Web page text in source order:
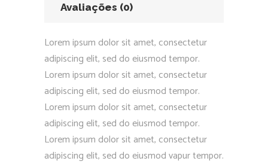
Avaliações (0)
Lorem ipsum dolor sit amet, consectetur
adipiscing elit, sed do eiusmod tempor.
Lorem ipsum dolor sit amet, consectetur
adipiscing elit, sed do eiusmod tempor.
Lorem ipsum dolor sit amet, consectetur
adipiscing elit, sed do eiusmod tempor.
Lorem ipsum dolor sit amet, consectetur
adipiscing elit, sed do eiusmod vapur tempor.